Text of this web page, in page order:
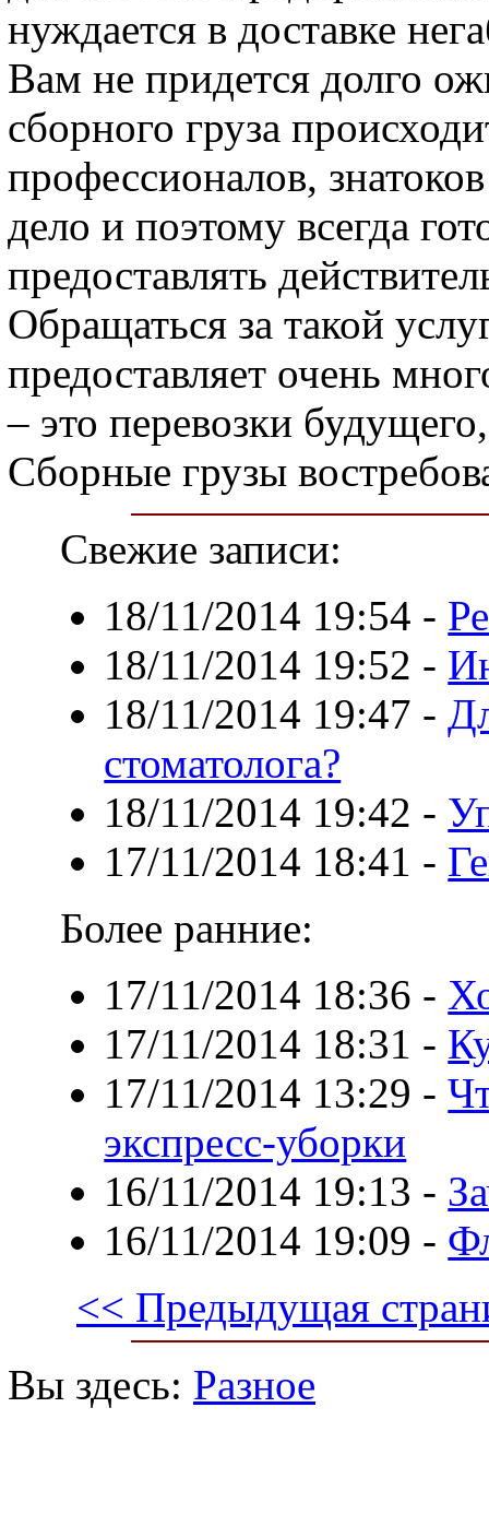
нуждается в доставке
Вам не придется долго
сборного груза
профессионалов,
дело и поэтому всегда
предоставлять
Обращаться за такой
предоставляет очень
– это перевозки
Сборные грузы
Свежие записи:
18/11/2014 19:54 -
18/11/2014 19:52 -
18/11/2014 19:47 -
стоматолога?
18/11/2014 19:42 -
17/11/2014 18:41 -
Более ранние:
17/11/2014 18:36 -
17/11/2014 18:31 -
17/11/2014 13:29 -
экспресс-уборки
16/11/2014 19:13 -
16/11/2014 19:09 -
<< Предыдущая
Вы здесь: Разное